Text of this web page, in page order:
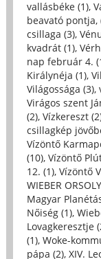
vallásbéke (1),
beavató pontja,
csillaga (3),
kvadrát (1),
nap február 4.
Királynéja (1),
Világossága (3),
Virágos szent
(2), Vízkereszt
csillagkép
Vízöntő
(10), Vízöntő
12. (1), Vízöntő
WIEBER
Magyar
Nőiség (1),
Lovagkeresztje
(1), Woke-
pápa (2), XIV.